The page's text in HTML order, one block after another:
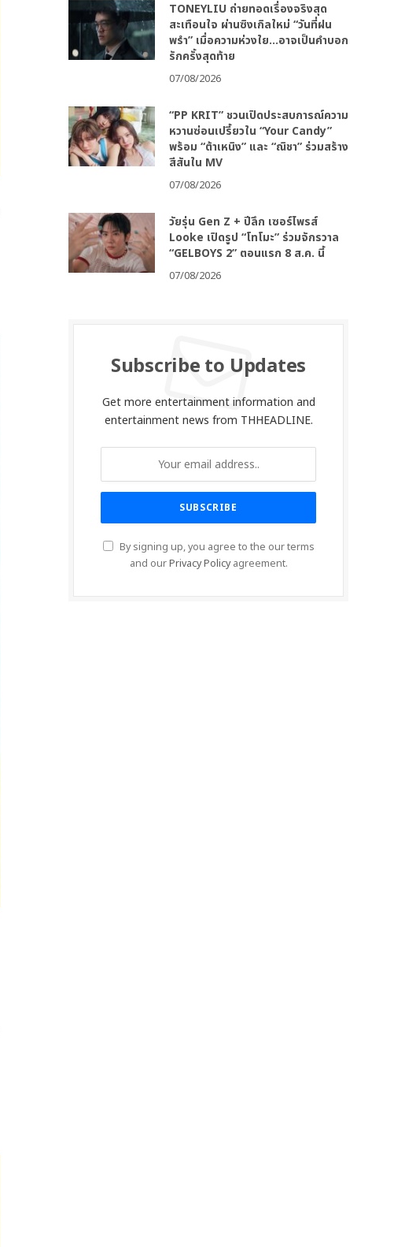
TONEYLIU ถ่ายทอดเรื่องจริงสุด
สะเทือนใจ ผ่านซิงเกิลใหม่ “วันที่ฝน
พรำ” เมื่อความห่วงใย…อาจเป็นคำบอก
รักครั้งสุดท้าย
07/08/2026
“PP KRIT” ชวนเปิดประสบการณ์ความ
หวานซ่อนเปรี้ยวใน “Your Candy”
พร้อม “ต้าเหนิง” และ “ณิชา” ร่วมสร้าง
สีสันใน MV
07/08/2026
วัยรุ่น Gen Z + ปีลึก เซอร์ไพรส์
Looke เปิดรูป “โทโมะ” ร่วมจักรวาล
“GELBOYS 2” ตอนแรก 8 ส.ค. นี้
07/08/2026
Subscribe to Updates
Get more entertainment information and
entertainment news from THHEADLINE.
By signing up, you agree to the our terms
and ourPrivacy Policyagreement.